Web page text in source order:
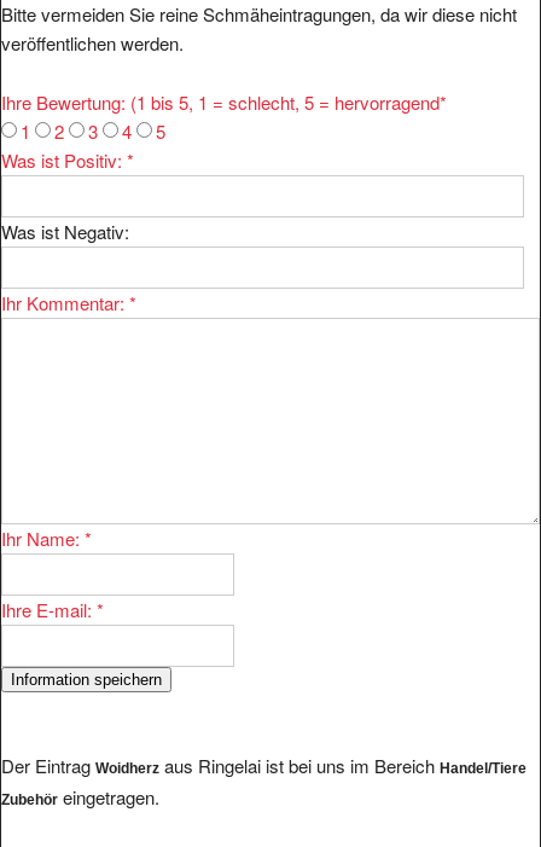
Bitte vermeiden Sie reine Schmäheintragungen, da wir diese nicht
veröffentlichen werden.
Ihre Bewertung: (1 bis 5, 1 = schlecht, 5 = hervorragend*
1
2 3 4
5
Was ist Positiv: *
Was ist Negativ:
Ihr Kommentar: *
Ihr Name: *
Ihre E-mail: *
Der Eintrag Woidherz aus Ringelai ist bei uns im Bereich Handel/Tiere
Zubehör eingetragen.